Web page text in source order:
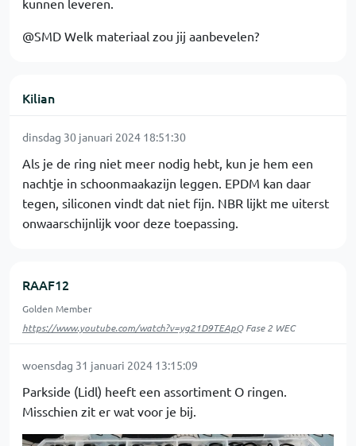
kunnen leveren.
@SMD Welk materiaal zou jij aanbevelen?
Kilian
dinsdag 30 januari 2024 18:51:30
Als je de ring niet meer nodig hebt, kun je hem een
nachtje in schoonmaakazijn leggen. EPDM kan daar
tegen, siliconen vindt dat niet fijn. NBR lijkt me uiterst
onwaarschijnlijk voor deze toepassing.
RAAF12
Golden Member
https://www.youtube.com/watch?v=yg21D9TEApQFase 2 WEC
woensdag 31 januari 2024 13:15:09
Parkside (Lidl) heeft een assortiment O ringen.
Misschien zit er wat voor je bij.